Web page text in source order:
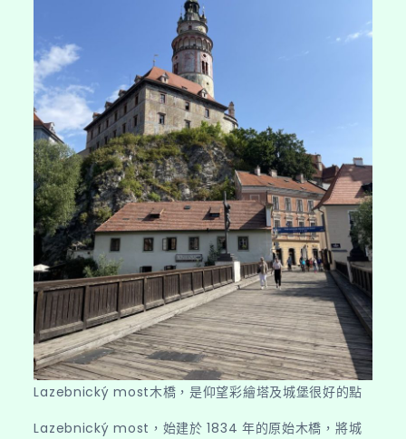
Lazebnický most木橋，是仰望彩繪塔及城堡很好的點
Lazebnický most，始建於 1834 年的原始木橋，將城